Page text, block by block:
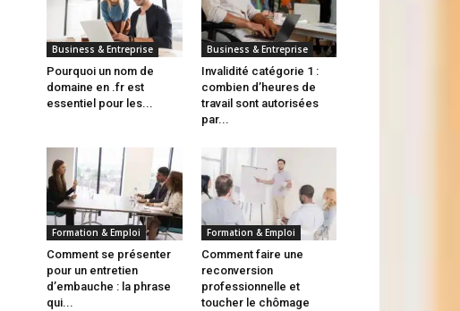
Business & Entreprise
Pourquoi un nom de
domaine en .fr est
essentiel pour les...
Business & Entreprise
Invalidité catégorie 1 :
combien d’heures de
travail sont autorisées
par...
Formation & Emploi
Comment se présenter
pour un entretien
d’embauche : la phrase
qui...
Formation & Emploi
Comment faire une
reconversion
professionnelle et
toucher le chômage